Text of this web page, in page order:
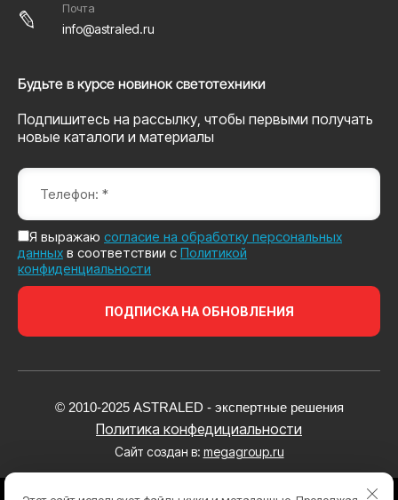
Почта
info@astraled.ru
Будьте в курсе новинок светотехники
Подпишитесь на рассылку, чтобы первыми получать
новые каталоги и материалы
Я выражаю согласие на обработку персональных
данных в соответствии с Политикой
конфиденциальности
ПОДПИСКА НА ОБНОВЛЕНИЯ
© 2010-2025 ASTRALED - экспертные решения
Политика конфедициальности
Сайт создан в: megagroup.ru